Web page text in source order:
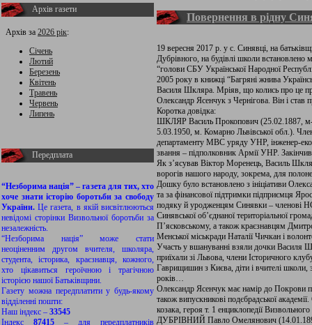
Архів газети
Архів за 2026 рік:
Січень
Лютий
Березень
Квітень
Травень
Червень
Липень
Передплата
“Незборима нація” – газета для тих, хто
хоче знати історію боротьби за свободу
України.Це газета, в якій висвітлюються
невідомі сторінки Визвольної боротьби за
незалежність.
“Незборима нація” може стати
неоціненним другом вчителя, школяра,
студента, історика, краєзнавця, кожного,
хто цікавиться героїчною і трагічною
історією нашої Батьківщини.
Газету можна передплатити у будь-якому
відділенні пошти:
Наш індекс – 33545
Індекс 87415 – для передплатників
Повернення в рідну
19 вересня 2017 р. у с. Синявці, на
Дубрівного, на будівлі школи
“голови СБУ Української Народної
2005 року в книжці “Багряні жнива
Василя Шкляра. Мріяв, що колись про це
Олександр Ясенчук з Чернігова. Він і
Коротка довідка:
ШКЛЯР Василь Прокопович (25.02.1887, м-
5.03.1950, м. Комарно Львівської обл.).
департаменту МВС уряду УНР, інженер-
звання – підполковник Армії УНР.
Як з’ясував Віктор Моренець, Василь
ворогів нашого народу, зокрема, для
Дошку було встановлено з ініціативи
та за фінансової підтримки підприємця
подяку й уродженцям Синявки – членові
Синявської об’єднаної територіальної
П’ясковському, а також краєзнавцям
Менської міськради Наталії Чичкан і
Участь у вшануванні взяли дочки Василя
приїхали зі Львова, члени Історичного
Гаврищишин з Києва, діти і вчителі
років…
Олександр Ясенчук має намір до Покрови
також випускникові подєбрадської
козака, героя т. 1 енциклопедії
ДУБРІВНИЙ Павло Омелянович